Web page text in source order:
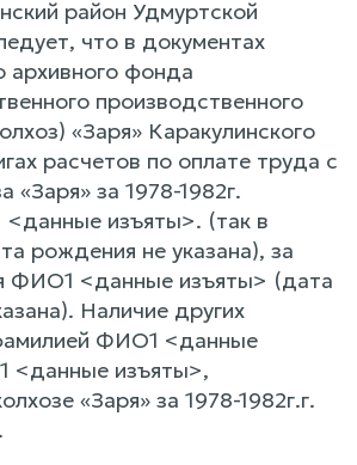
район Удмуртской
что в документах
архивного фонда
производственного
«Заря» Каракулинского
расчетов по оплате труда с
«Заря» за 1978-1982г.
изъяты>. (так в
рождения не указана), за
ФИО1 <данные изъяты> (дата
Наличие других
ФИО1 <данные
<данные изъяты>,
«Заря» за 1978-1982г.г.